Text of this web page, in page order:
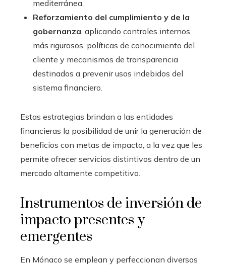
mediterránea.
Reforzamiento del cumplimiento y de la
gobernanza , aplicando controles internos
más rigurosos, políticas de conocimiento del
cliente y mecanismos de transparencia
destinados a prevenir usos indebidos del
sistema financiero.
Estas estrategias brindan a las entidades
financieras la posibilidad de unir la generación de
beneficios con metas de impacto, a la vez que les
permite ofrecer servicios distintivos dentro de un
mercado altamente competitivo.
Instrumentos de inversión de
impacto presentes y
emergentes
En Mónaco se emplean y perfeccionan diversos